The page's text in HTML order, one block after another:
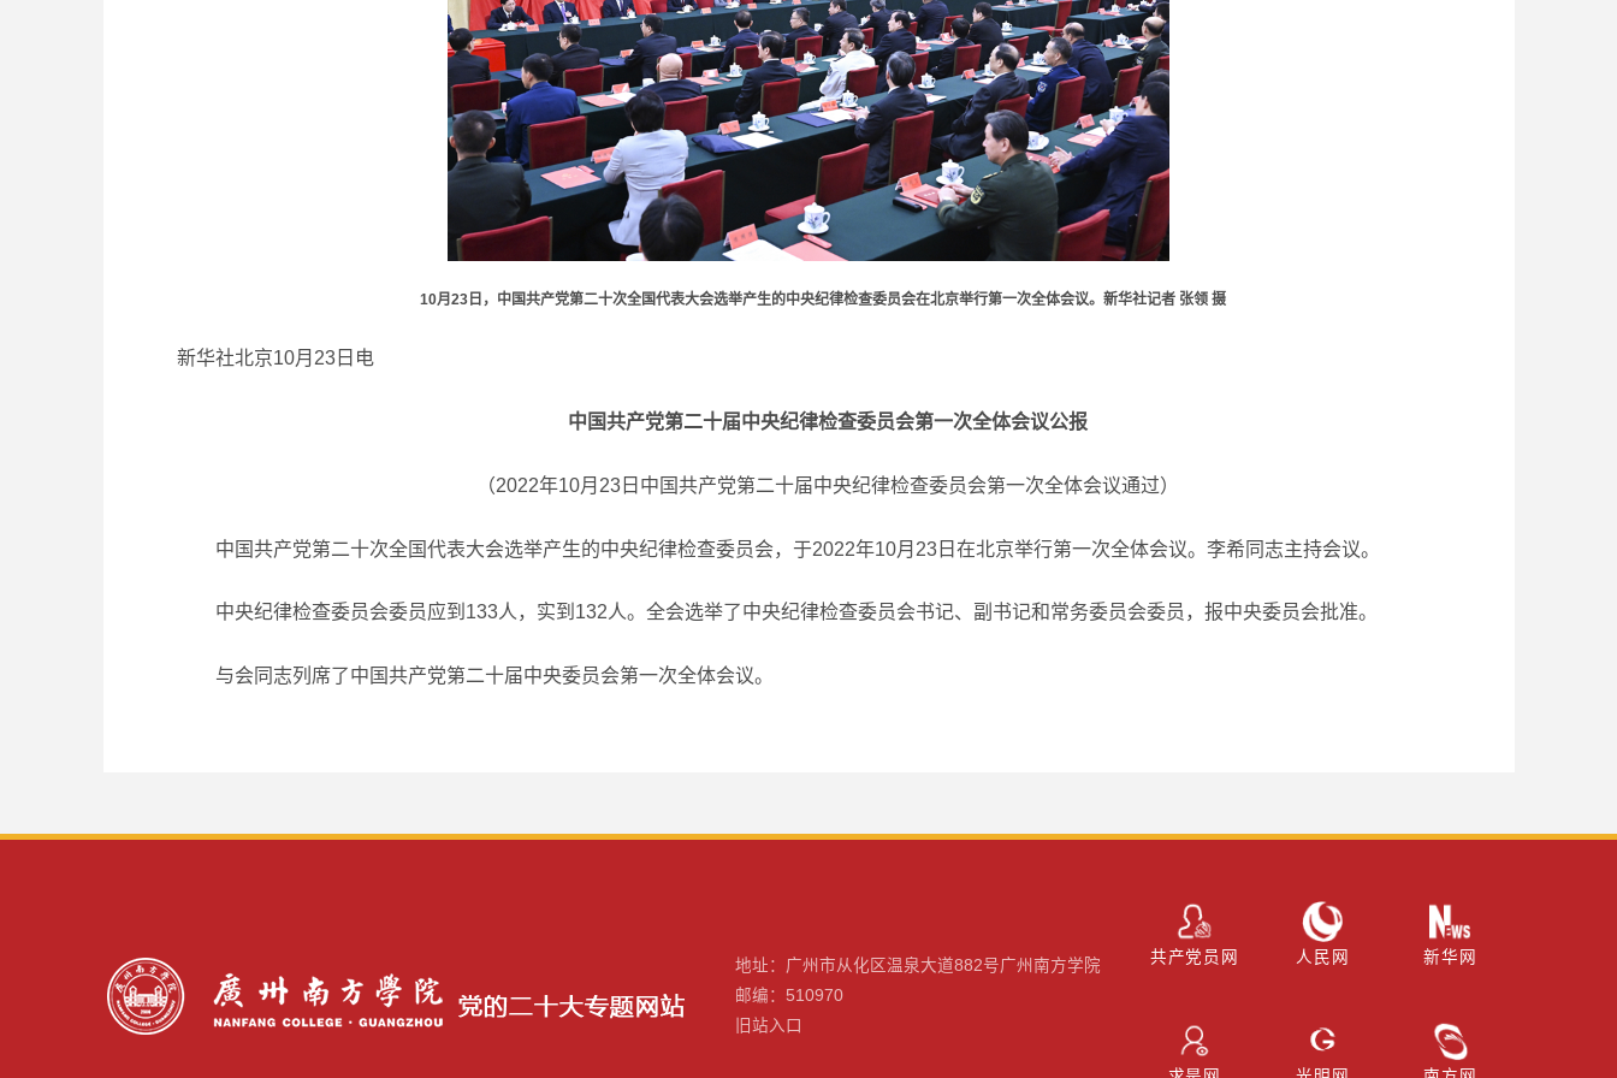
10月23日，中国共产党第二十次全国代表大会选举产生的中央纪律检查委员会在北京举行第一次全体会议。新华社记者 张领 摄
新华社北京10月23日电
中国共产党第二十届中央纪律检查委员会第一次全体会议公报
（2022年10月23日中国共产党第二十届中央纪律检查委员会第一次全体会议通过）
中国共产党第二十次全国代表大会选举产生的中央纪律检查委员会，于2022年10月23日在北京举行第一次全体会议。李希同志主持会议。
中央纪律检查委员会委员应到133人，实到132人。全会选举了中央纪律检查委员会书记、副书记和常务委员会委员，报中央委员会批准。
与会同志列席了中国共产党第二十届中央委员会第一次全体会议。
地址：广州市从化区温泉大道882号广州南方学院
邮编：510970
旧站入口
共产党员网 人民网 新华网